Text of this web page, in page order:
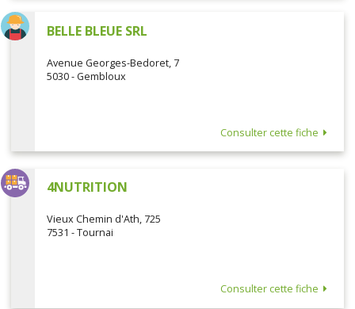
BELLE BLEUE SRL
Avenue Georges-Bedoret, 7
5030 - Gembloux
Consulter cette fiche
4NUTRITION
Vieux Chemin d'Ath, 725
7531 - Tournai
Consulter cette fiche